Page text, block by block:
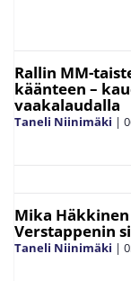
Rallin MM-
käänteen –
vaakalaudalla
Taneli Niinimäki |
Mika
Verstappenin
Taneli Niinimäki |